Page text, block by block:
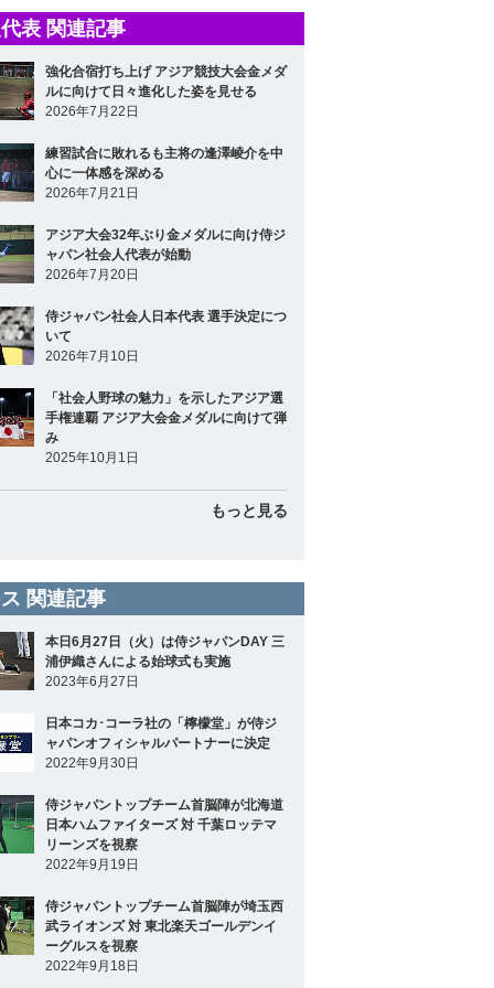
表 関連記事
強化合宿打ち上げ アジア競技大会金メダ
ルに向けて日々進化した姿を見せる
2026年7月22日
練習試合に敗れるも主将の逢澤崚介を中
心に一体感を深める
2026年7月21日
アジア大会32年ぶり金メダルに向け侍ジ
ャパン社会人代表が始動
2026年7月20日
侍ジャパン社会人日本代表 選手決定につ
いて
2026年7月10日
「社会人野球の魅力」を示したアジア選
手権連覇 アジア大会金メダルに向けて弾
み
2025年10月1日
もっと見る
関連記事
本日6月27日（火）は侍ジャパンDAY 三
浦伊織さんによる始球式も実施
2023年6月27日
日本コカ･コーラ社の「檸檬堂」が侍ジ
ャパンオフィシャルパートナーに決定
2022年9月30日
侍ジャパントップチーム首脳陣が北海道
日本ハムファイターズ 対 千葉ロッテマ
リーンズを視察
2022年9月19日
侍ジャパントップチーム首脳陣が埼玉西
武ライオンズ 対 東北楽天ゴールデンイ
ーグルスを視察
2022年9月18日